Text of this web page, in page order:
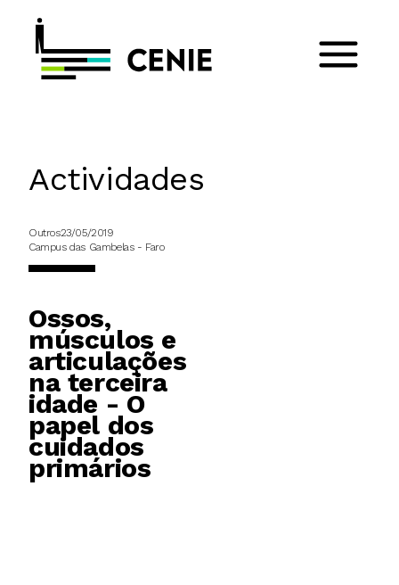
Actividades
Outros23/05/2019
Campus das Gambelas - Faro
Ossos,
músculos e
articulações
na terceira
idade - O
papel dos
cuidados
primários